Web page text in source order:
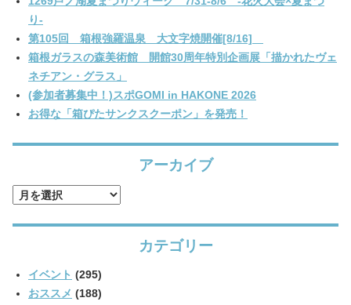
り-
第105回 箱根強羅温泉 大文字焼開催[8/16]
箱根ガラスの森美術館 開館30周年特別企画展「描かれたヴェ
ネチアン・グラス」
(参加者募集中！)スポGOMI in HAKONE 2026
お得な「箱ぴたサンクスクーポン」を発売！
アーカイブ
ア
カテゴリー
イベント (295)
おススメ (188)